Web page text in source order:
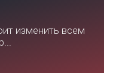
изменить всем